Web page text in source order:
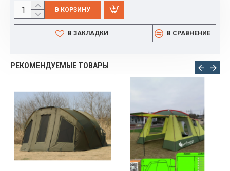
В КОРЗИНУ
В ЗАКЛАДКИ В СРАВНЕНИЕ
РЕКОМЕНДУЕМЫЕ ТОВАРЫ